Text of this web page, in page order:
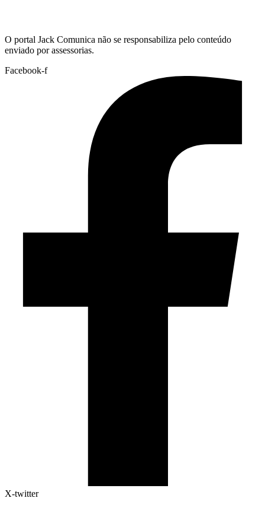
O portal Jack Comunica não se responsabiliza pelo conteúdo
enviado por assessorias.
Facebook-f
X-twitter